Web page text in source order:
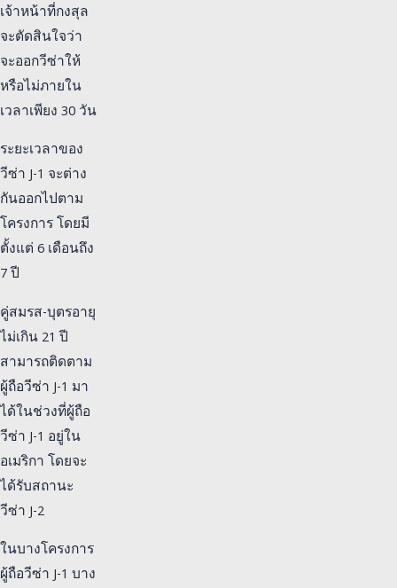
เจ้าหน้าที่กงสุล
จะตัดสินใจว่า
จะออกวีซ่าให้
หรือไม่ภายใน
เวลาเพียง 30 วัน
ระยะเวลาของ
วีซ่า J-1 จะต่าง
กันออกไปตาม
โครงการ โดยมี
ตั้งแต่ 6 เดือนถึง
7 ปี
คู่สมรส-บุตรอายุ
ไม่เกิน 21 ปี
สามารถติดตาม
ผู้ถือวีซ่า J-1 มา
ได้ในช่วงที่ผู้ถือ
วีซ่า J-1 อยู่ใน
อเมริกา โดยจะ
ได้รับสถานะ
วีซ่า J-2
ในบางโครงการ
ผู้ถือวีซ่า J-1 บาง